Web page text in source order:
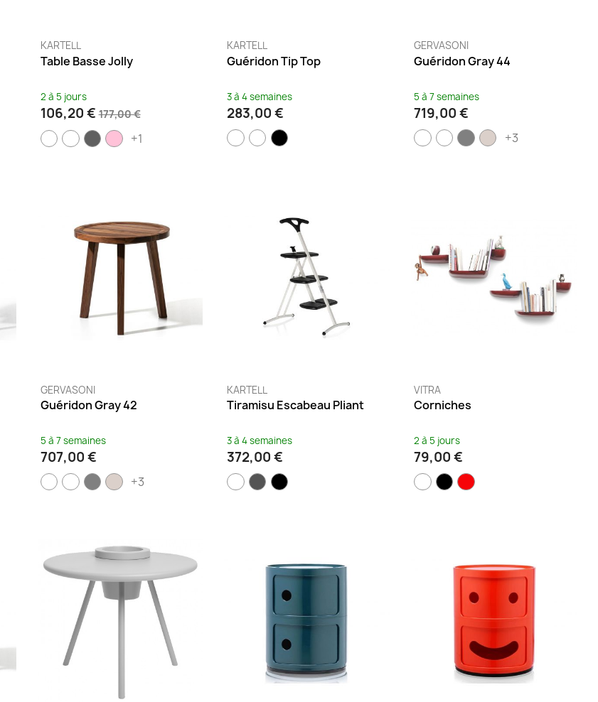
KARTELL
Table Basse Jolly
2 à 5 jours
106,20 €177,00 €
+1
KARTELL
Guéridon Tip Top
3 à 4 semaines
283,00 €
GERVASONI
Guéridon Gray 44
5 à 7 semaines
719,00 €
+3
GERVASONI
Guéridon Gray 42
5 à 7 semaines
707,00 €
+3
KARTELL
Tiramisu Escabeau Pliant
3 à 4 semaines
372,00 €
VITRA
Corniches
2 à 5 jours
79,00 €